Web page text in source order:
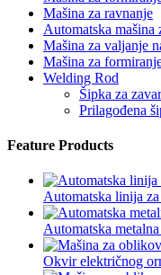
Mašina za ravnanje
Automatska mašina
Mašina za valjanje
Mašina za
Welding Rod
Šipka za
Prilagođena
Feature Products
Automatska linija
Automatska
Okvir električnog